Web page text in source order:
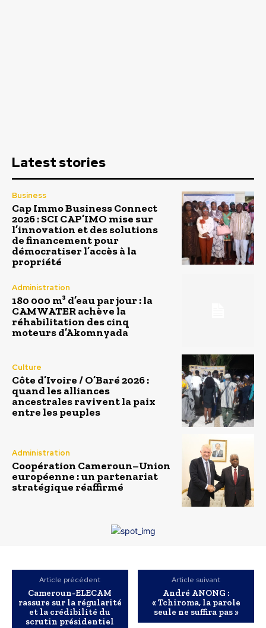
Latest stories
Business
Cap Immo Business Connect
2026 : SCI CAP’IMO mise sur
l’innovation et des solutions
de financement pour
démocratiser l’accès à la
propriété
Administration
180 000 m³ d’eau par jour : la
CAMWATER achève la
réhabilitation des cinq
moteurs d’Akomnyada
Culture
Côte d’Ivoire / O’Baré 2026 :
quand les alliances
ancestrales ravivent la paix
entre les peuples
Administration
Coopération Cameroun–Union
européenne : un partenariat
stratégique réaffirmé
Article précédent
Cameroun-ELECAM
rassure sur la régularité
et la crédibilité du
scrutin présidentiel
Article suivant
André ANONG :
« Tchiroma, la parole
seule ne suffira pas »